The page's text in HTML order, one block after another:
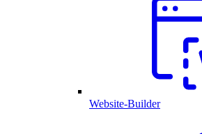
Website-Builder